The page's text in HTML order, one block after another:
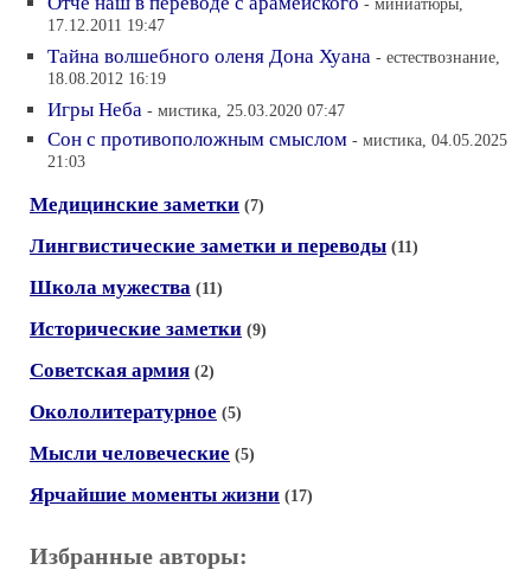
17.12.2011 19:47
Тайна волшебного оленя Дона Хуана - естествознание,
18.08.2012 16:19
Игры Неба - мистика, 25.03.2020 07:47
Сон с противоположным смыслом - мистика, 04.05.2025
21:03
Медицинские заметки (7)
Лингвистические заметки и переводы (11)
Школа мужества (11)
Исторические заметки (9)
Советская армия (2)
Окололитературное (5)
Мысли человеческие (5)
Ярчайшие моменты жизни (17)
Избранные авторы: